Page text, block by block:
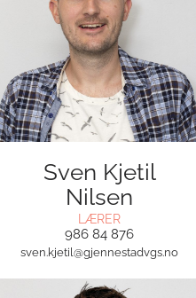
Sven Kjetil
Nilsen
LÆRER
986 84 876
sven.kjetil@gjennestadvgs.no